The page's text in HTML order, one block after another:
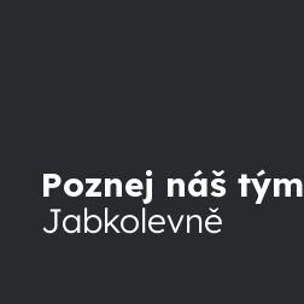
Poznej náš tým
Jabkolevně